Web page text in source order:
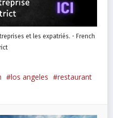
et les expatriés. - French
los angeles
restaurant